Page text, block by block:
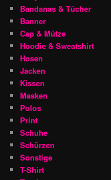
Bandanas & Tücher
Banner
Cap & Mütze
Hoodie & Sweatshirt
Hosen
Jacken
Kissen
Masken
Polos
Print
Schuhe
Schürzen
Sonstige
T-Shirt